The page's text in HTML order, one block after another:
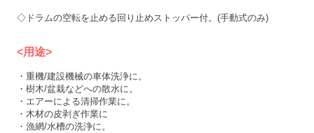
◇ ドラムの空転を止める回り止めストッパー付。 (手動式のみ)
<用途>
・重機/建設機械の車体洗浄に。
・樹木/盆栽などへの散水に。
・エアーによる清掃作業に。
・木材の皮剥ぎ作業に
・漁網/水槽の洗浄に。